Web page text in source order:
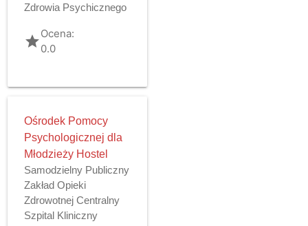
Zdrowia Psychicznego
gradeOcena:
0.0
Ośrodek Pomocy
Psychologicznej dla
Młodzieży Hostel
Samodzielny Publiczny
Zakład Opieki
Zdrowotnej Centralny
Szpital Kliniczny